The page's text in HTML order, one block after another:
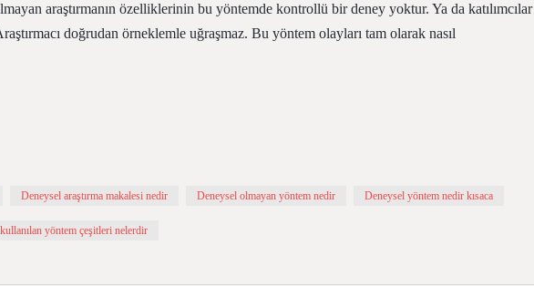
araştırmanın özelliklerinin bu yöntemde kontrollü bir deney yoktur. Ya da katılımcılar
doğrudan örneklemle uğraşmaz. Bu yöntem olayları tam olarak nasıl
Deneysel araştırma makalesi nedir Deneysel olmayan yöntem nedir Deneysel yöntem nedir kısaca
yöntem çeşitleri nelerdir